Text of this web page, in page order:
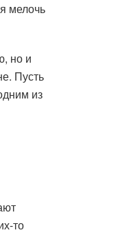
мелочь
но и
Пусть
из
то